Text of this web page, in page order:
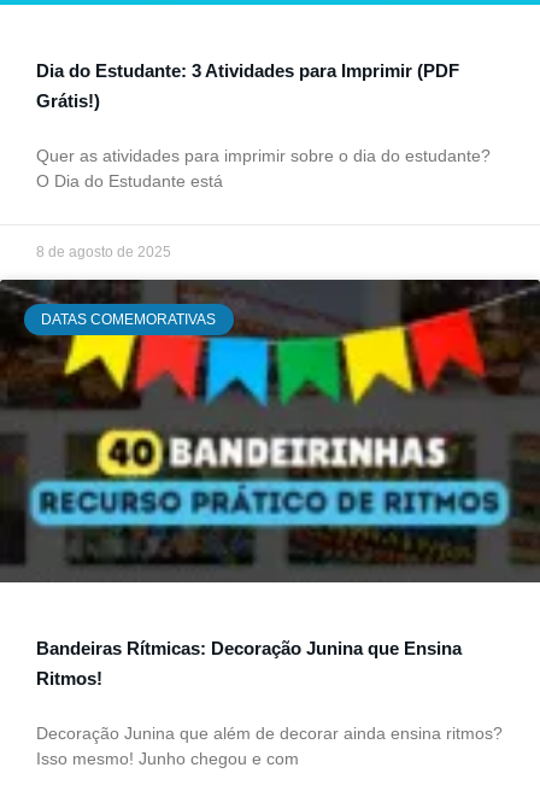
Dia do Estudante: 3 Atividades para Imprimir (PDF
Grátis!)
Quer as atividades para imprimir sobre o dia do estudante?
O Dia do Estudante está
8 de agosto de 2025
DATAS COMEMORATIVAS
Bandeiras Rítmicas: Decoração Junina que Ensina
Ritmos!
Decoração Junina que além de decorar ainda ensina ritmos?
Isso mesmo! Junho chegou e com